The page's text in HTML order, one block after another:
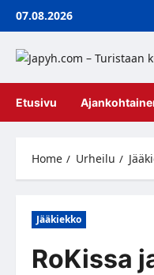
Skip07.08.2026
Etusivu
Home Urheilu
Jääkiekko
RoKissa